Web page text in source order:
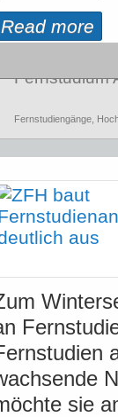
Read more
Fernstudium
Fernstudiengänge
sie